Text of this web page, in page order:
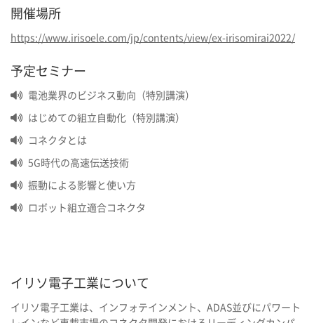
開催場所
https://www.irisoele.com/jp/contents/view/ex-irisomirai2022/
予定セミナー
電池業界のビジネス動向（特別講演）
はじめての組立自動化（特別講演）
コネクタとは
5G時代の高速伝送技術
振動による影響と使い方
ロボット組立適合コネクタ
イリソ電子工業について
イリソ電子工業は、インフォテインメント、ADAS並びにパワート